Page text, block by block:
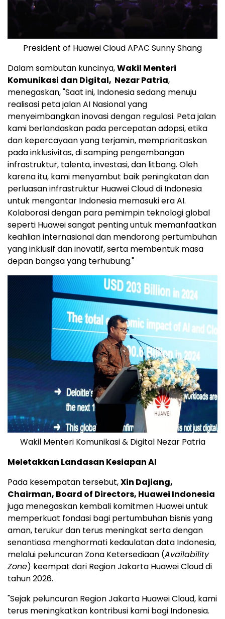
President of Huawei Cloud APAC Sunny Shang
Dalam sambutan kuncinya,Wakil Menteri
Komunikasi dan Digital, Nezar Patria,
menegaskan, "Saat ini, Indonesia sedang menuju
realisasi peta jalan AI Nasional yang
menyeimbangkan inovasi dengan regulasi. Peta jalan
kami berlandaskan pada percepatan adopsi, etika
dan kepercayaan yang terjamin, memprioritaskan
pada inklusivitas, di samping pengembangan
infrastruktur, talenta, investasi, dan litbang. Oleh
karena itu, kami menyambut baik peningkatan dan
perluasan infrastruktur Huawei Cloud di Indonesia
untuk mengantar Indonesia memasuki era AI.
Kolaborasi dengan para pemimpin teknologi global
seperti Huawei sangat penting untuk memanfaatkan
keahlian internasional dan mendorong pertumbuhan
yang inklusif dan inovatif, serta membentuk masa
depan bangsa yang terhubung."
Wakil Menteri Komunikasi & Digital Nezar Patria
Meletakkan Landasan Kesiapan AI
Pada kesempatan tersebut,Xin Dajiang,
Chairman, Board of Directors, Huawei Indonesia
juga menegaskan kembali komitmen Huawei untuk
memperkuat fondasi bagi pertumbuhan bisnis yang
aman, terukur dan terus meningkat serta dengan
senantiasa menghormati kedaulatan data Indonesia,
melalui peluncuran Zona Ketersediaan (Availability
Zone) keempat dari Region Jakarta Huawei Cloud di
tahun 2026.
"Sejak peluncuran Region Jakarta Huawei Cloud, kami
terus meningkatkan kontribusi kami bagi Indonesia.